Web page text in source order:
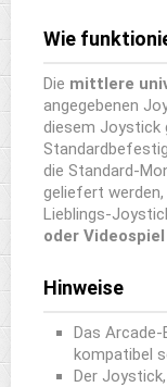
Wie
Die mittlere
angegebenen
diesem Joystick
die Standard-
geliefert
Lieblings-
oder
Hinweise
Das
kompatibel
Der